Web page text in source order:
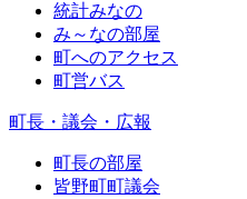
統計みなの
み～なの部屋
町へのアクセス
町営バス
町長・議会・広報
町長の部屋
皆野町町議会